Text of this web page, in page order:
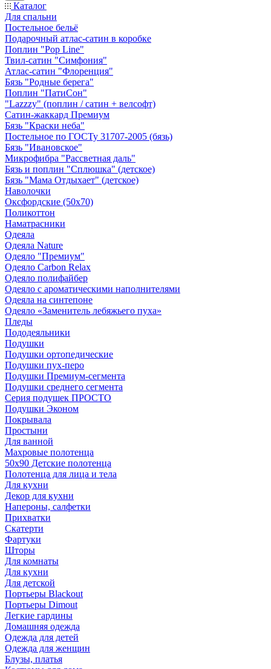
Каталог
Для спальни
Постельное бельё
Подарочный атлас-сатин в коробке
Поплин "Pop Line"
Твил-сатин "Симфония"
Атлас-сатин "Флоренция"
Бязь "Родные берега"
Поплин "ПатиСон"
"Lazzzy" (поплин / сатин + велсофт)
Сатин-жаккард Премиум
Бязь "Краски неба"
Постельное по ГОСТу 31707-2005 (бязь)
Бязь "Ивановское"
Микрофибра "Рассветная даль"
Бязь и поплин "Сплюшка" (детское)
Бязь "Мама Отдыхает" (детское)
Наволочки
Оксфордские (50х70)
Поликоттон
Наматрасники
Одеяла
Одеяла Nature
Одеяло "Премиум"
Одеяло Carbon Relax
Одеяло полифайбер
Одеяло с ароматическими наполнителями
Одеяла на синтепоне
Одеяло «Заменитель лебяжьего пуха»
Пледы
Пододеяльники
Подушки
Подушки ортопедические
Подушки пух-перо
Подушки Премиум-сегмента
Подушки среднего сегмента
Серия подушек ПРОСТО
Подушки Эконом
Покрывала
Простыни
Для ванной
Махровые полотенца
50х90 Детские полотенца
Полотенца для лица и тела
Для кухни
Декор для кухни
Напероны, салфетки
Прихватки
Скатерти
Фартуки
Шторы
Для комнаты
Для кухни
Для детской
Портьеры Blackout
Портьеры Dimout
Легкие гардины
Домашняя одежда
Одежда для детей
Одежда для женщин
Блузы, платья